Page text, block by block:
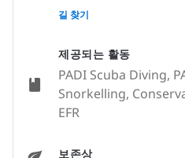
제공되는 활동
PADI Scuba Diving,
Snorkelling,
EFR
보존상
None
길 찾기